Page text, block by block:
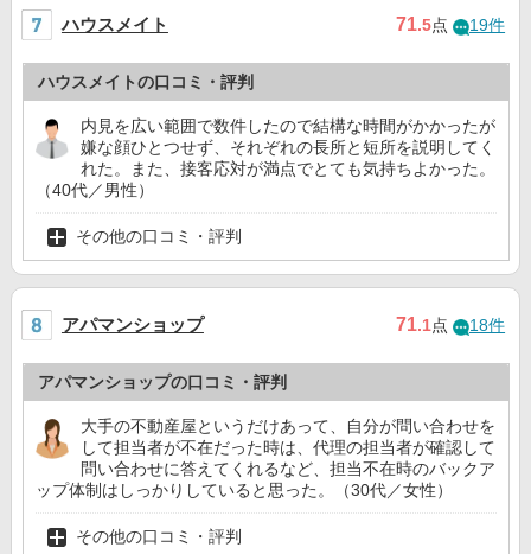
ハウスメイト 71.5点 19件
ハウスメイトの口コミ・評判
内見を広い範囲で数件したので結構な時間がかかったが
嫌な顔ひとつせず、それぞれの長所と短所を説明してく
れた。また、接客応対が満点でとても気持ちよかった。
（40代／男性）
その他の口コミ・評判
アパマンショップ 71.1点 18件
アパマンショップの口コミ・評判
大手の不動産屋というだけあって、自分が問い合わせを
して担当者が不在だった時は、代理の担当者が確認して
問い合わせに答えてくれるなど、担当不在時のバックア
ップ体制はしっかりしていると思った。（30代／女性）
その他の口コミ・評判